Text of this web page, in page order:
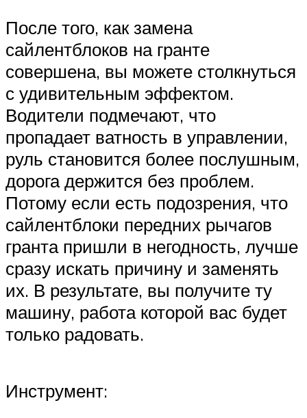
После того, как замена
сайлентблоков на гранте
совершена, вы можете столкнуться
с удивительным эффектом.
Водители подмечают, что
пропадает ватность в управлении,
руль становится более послушным,
дорога держится без проблем.
Потому если есть подозрения, что
сайлентблоки передних рычагов
гранта пришли в негодность, лучше
сразу искать причину и заменять
их. В результате, вы получите ту
машину, работа которой вас будет
только радовать.
Инструмент: